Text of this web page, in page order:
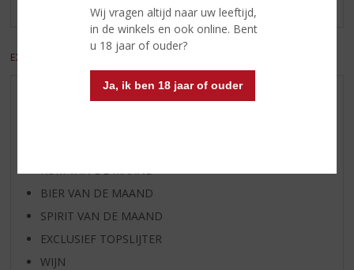
Wij vragen altijd naar uw leeftijd,
in de winkels en ook online. Bent
u 18 jaar of ouder?
Ja, ik ben 18 jaar of ouder
EXCL. BTW INCL. BTW
AANBIEDINGEN
RUM VAN DE MAAND
BIER VAN DE MAAND
SPIRIT VAN DE MAAND
EXCLUSIEF TOPSLIJTER
WIJN